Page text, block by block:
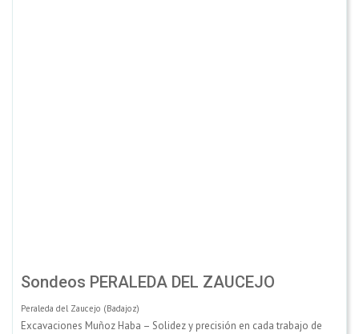
Sondeos PERALEDA DEL ZAUCEJO
Peraleda del Zaucejo (Badajoz)
Excavaciones Muñoz Haba – Solidez y precisión en cada trabajo de